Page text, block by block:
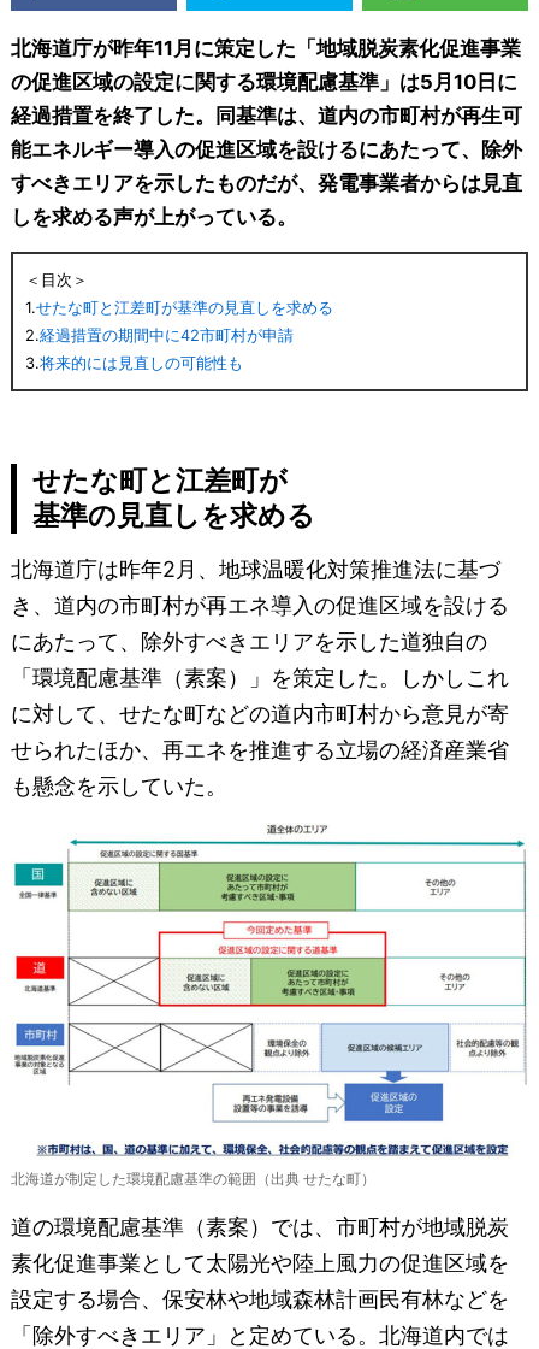
北海道庁が昨年11月に策定した「地域脱炭素化促進事業
の促進区域の設定に関する環境配慮基準」は5月10日に
経過措置を終了した。同基準は、道内の市町村が再生可
能エネルギー導入の促進区域を設けるにあたって、除外
すべきエリアを示したものだが、発電事業者からは見直
しを求める声が上がっている。
＜目次＞
1.せたな町と江差町が基準の見直しを求める
2.経過措置の期間中に42市町村が申請
3.将来的には見直しの可能性も
せたな町と江差町が
基準の見直しを求める
北海道庁は昨年2月、地球温暖化対策推進法に基づ
き、道内の市町村が再エネ導入の促進区域を設ける
にあたって、除外すべきエリアを示した道独自の
「環境配慮基準（素案）」を策定した。しかしこれ
に対して、せたな町などの道内市町村から意見が寄
せられたほか、再エネを推進する立場の経済産業省
も懸念を示していた。
北海道が制定した環境配慮基準の範囲（出典 せたな町）
道の環境配慮基準（素案）では、市町村が地域脱炭
素化促進事業として太陽光や陸上風力の促進区域を
設定する場合、保安林や地域森林計画民有林などを
「除外すべきエリア」と定めている。北海道内では